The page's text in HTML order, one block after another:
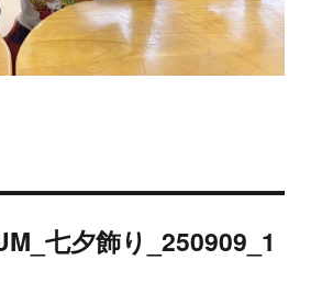
七夕飾り_250909_1